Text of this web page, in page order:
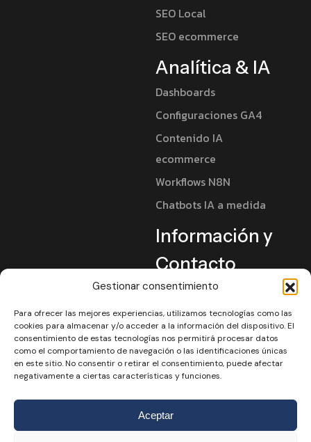
Gestionar consentimiento
Para ofrecer las mejores experiencias, utilizamos tecnologías como las
cookies para almacenar y/o acceder a la información del dispositivo. El
consentimiento de estas tecnologías nos permitirá procesar datos
como el comportamiento de navegación o las identificaciones únicas
en este sitio. No consentir o retirar el consentimiento, puede afectar
negativamente a ciertas características y funciones.
Aceptar
SEO Local
SEO ecommerce
Analítica & IA
Dashboards
Configuraciones GA4
Contenido IA
ecommerce
Workflows N8N
Chatbots IA a medida
Información y
Contacto
Jairo Cortés
Contacto
Barcelona
Madrid
Valencia